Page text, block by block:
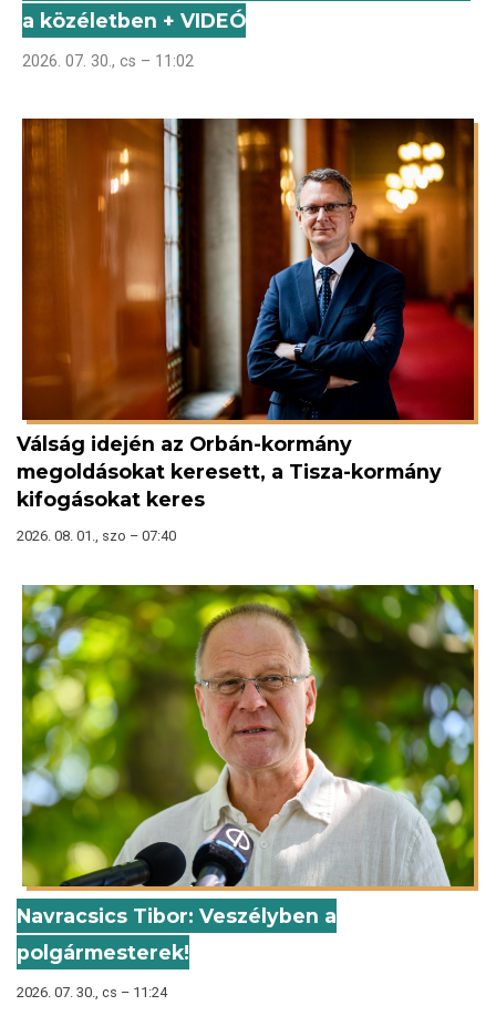
a közéletben + VIDEÓ
2026. 07. 30., cs – 11:02
Válság idején az Orbán-kormány
megoldásokat keresett, a Tisza-kormány
kifogásokat keres
2026. 08. 01., szo – 07:40
Navracsics Tibor: Veszélyben a
polgármesterek!
2026. 07. 30., cs – 11:24